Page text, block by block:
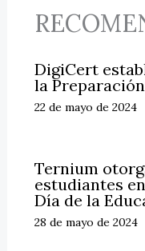
DigiCert
la
22 de mayo de 2024
Ternium
estudiantes
Día de la
28 de mayo de 2024